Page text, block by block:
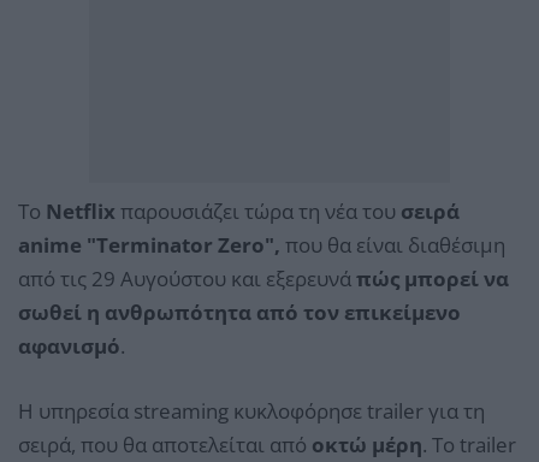
Το Netflix παρουσιάζει τώρα τη νέα του σειρά
anime "Terminator Zero", που θα είναι διαθέσιμη
από τις 29 Αυγούστου και εξερευνάπώς μπορεί να
σωθεί η ανθρωπότητα από τον επικείμενο
αφανισμό.
Η υπηρεσία streaming κυκλοφόρησε trailer για τη
σειρά, που θα αποτελείται από οκτώ μέρη. Το trailer